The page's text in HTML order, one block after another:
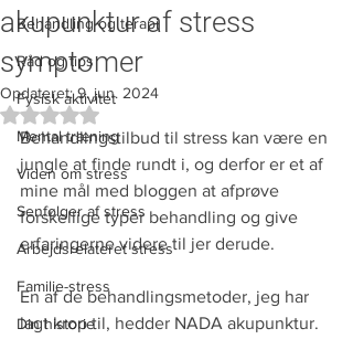
Behandling og terapi
Råd og tips
Fysisk aktivitet
Mental træning
Viden om stress
Senfølger af stress
Arbejdsrelateret stress
Familie-stress
Din historie
akupunktur af stress
symptomer
Opdateret:9. jun. 2024
Bedømt til NaN ud af 5 stjerner.
Behandlingstilbud til stress kan være en
jungle at finde rundt i, og derfor er et af
mine mål med bloggen at afprøve
forskellige typer behandling og give
erfaringerne videre til jer derude.
En af de behandlingsmetoder, jeg har
lagt krop til, hedder NADA akupunktur.